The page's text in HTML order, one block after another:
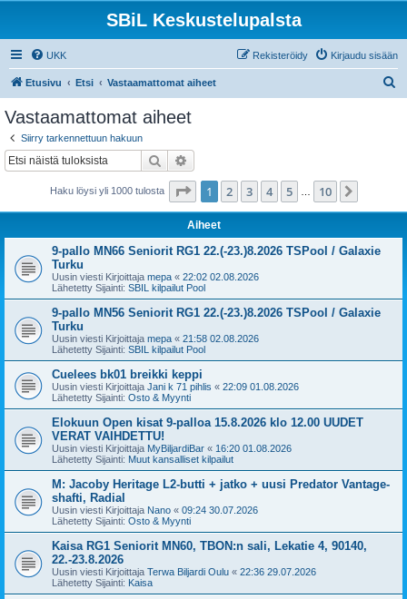
SBiL Keskustelupalsta
UKK Kirjaudu sisään
Rekisteröidy
Etusivu Etsi Vastaamattomat aiheet
Vastaamattomat aiheet
Siirry tarkennettuun hakuun
Etsi
Haku löysi yli 1000 tulosta Sivu /10
1 2 3 4 5 10
Aiheet
9-pallo MN66 Seniorit RG1 22.(-23.)8.2026 TSPool / Galaxie
Turku
Uusin viesti Kirjoittaja mepa « 22:02 02.08.2026
Lähetetty Sijainti: SBIL kilpailut Pool
9-pallo MN56 Seniorit RG1 22.(-23.)8.2026 TSPool / Galaxie
Turku
Uusin viesti Kirjoittaja mepa « 21:58 02.08.2026
Lähetetty Sijainti: SBIL kilpailut Pool
Cuelees bk01 breikki keppi
Uusin viesti Kirjoittaja Jani k 71 pihlis « 22:09 01.08.2026
Lähetetty Sijainti: Osto & Myynti
Elokuun Open kisat 9-palloa 15.8.2026 klo 12.00 UUDET
VERAT VAIHDETTU!
Uusin viesti Kirjoittaja MyBiljardiBar « 16:20 01.08.2026
Lähetetty Sijainti: Muut kansalliset kilpailut
M: Jacoby Heritage L2-butti + jatko + uusi Predator Vantage-
shafti, Radial
Uusin viesti Kirjoittaja Nano « 09:24 30.07.2026
Lähetetty Sijainti: Osto & Myynti
Kaisa RG1 Seniorit MN60, TBON:n sali, Lekatie 4, 90140,
22.-23.8.2026
Uusin viesti Kirjoittaja Terwa Biljardi Oulu « 22:36 29.07.2026
Lähetetty Sijainti: Kaisa